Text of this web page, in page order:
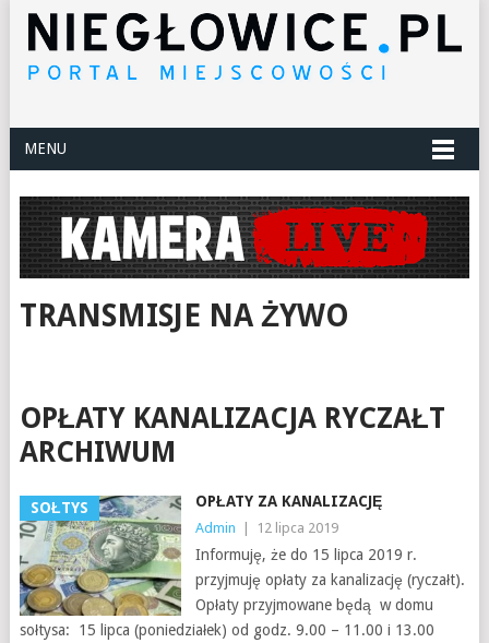
MENU
TRANSMISJE NA ŻYWO
OPŁATY KANALIZACJA RYCZAŁT
ARCHIWUM
SOŁTYS OPŁATY ZA KANALIZACJĘ
Admin 12 lipca 2019
Informuję, że do 15 lipca 2019 r.
przyjmuję opłaty za kanalizację (ryczałt).
Opłaty przyjmowane będą w domu
sołtysa: 15 lipca (poniedziałek) od godz. 9.00 – 11.00 i 13.00